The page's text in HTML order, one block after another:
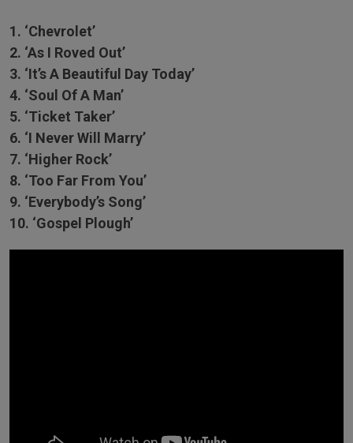
1. ‘Chevrolet’
2. ‘As I Roved Out’
3. ‘It’s A Beautiful Day Today’
4. ‘Soul Of A Man’
5. ‘Ticket Taker’
6. ‘I Never Will Marry’
7. ‘Higher Rock’
8. ‘Too Far From You’
9. ‘Everybody’s Song’
10. ‘Gospel Plough’